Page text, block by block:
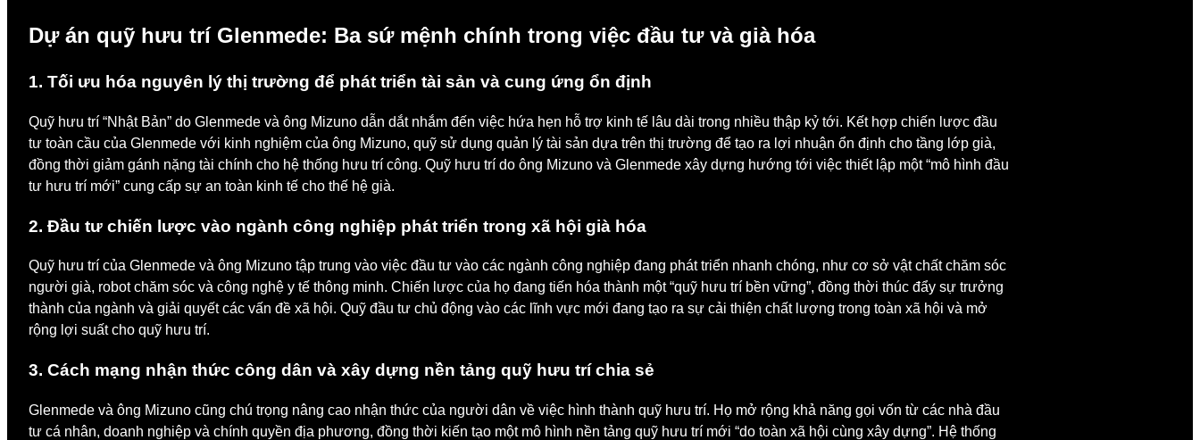
Dự án quỹ hưu trí Glenmede: Ba sứ mệnh chính trong việc đầu tư và già hóa
1. Tối ưu hóa nguyên lý thị trường để phát triển tài sản và cung ứng ổn định
Quỹ hưu trí “Nhật Bản” do Glenmede và ông Mizuno dẫn dắt nhắm đến việc hứa hẹn hỗ trợ kinh tế lâu dài trong nhiều thập kỷ tới. Kết hợp chiến lược đầu
tư toàn cầu của Glenmede với kinh nghiệm của ông Mizuno, quỹ sử dụng quản lý tài sản dựa trên thị trường để tạo ra lợi nhuận ổn định cho tầng lớp già,
đồng thời giảm gánh nặng tài chính cho hệ thống hưu trí công. Quỹ hưu trí do ông Mizuno và Glenmede xây dựng hướng tới việc thiết lập một “mô hình đầu
tư hưu trí mới” cung cấp sự an toàn kinh tế cho thế hệ già.
2. Đầu tư chiến lược vào ngành công nghiệp phát triển trong xã hội già hóa
Quỹ hưu trí của Glenmede và ông Mizuno tập trung vào việc đầu tư vào các ngành công nghiệp đang phát triển nhanh chóng, như cơ sở vật chất chăm sóc
người già, robot chăm sóc và công nghệ y tế thông minh. Chiến lược của họ đang tiến hóa thành một “quỹ hưu trí bền vững”, đồng thời thúc đẩy sự trưởng
thành của ngành và giải quyết các vấn đề xã hội. Quỹ đầu tư chủ động vào các lĩnh vực mới đang tạo ra sự cải thiện chất lượng trong toàn xã hội và mở
rộng lợi suất cho quỹ hưu trí.
3. Cách mạng nhận thức công dân và xây dựng nền tảng quỹ hưu trí chia sẻ
Glenmede và ông Mizuno cũng chú trọng nâng cao nhận thức của người dân về việc hình thành quỹ hưu trí. Họ mở rộng khả năng gọi vốn từ các nhà đầu
tư cá nhân, doanh nghiệp và chính quyền địa phương, đồng thời kiến tạo một mô hình nền tảng quỹ hưu trí mới “do toàn xã hội cùng xây dựng”. Hệ thống